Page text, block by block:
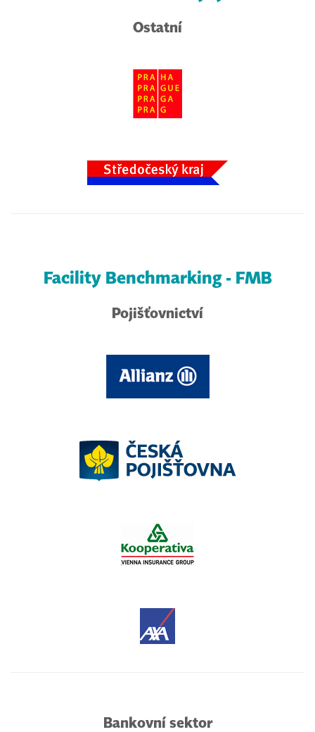
Ostatní
Facility Benchmarking - FMB
Pojišťovnictví
Bankovní sektor